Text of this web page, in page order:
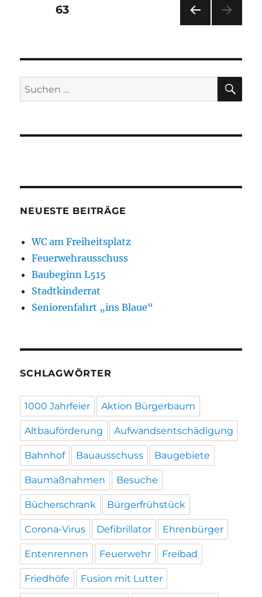
Seitennummerierung
Beiträge
SEIT
E
SEITE63
Suchen
nach:
NEUESTE BEITRÄGE
WC am Freiheitsplatz
Feuerwehrausschuss
Baubeginn L515
Stadtkinderrat
Seniorenfahrt „ins Blaue“
SCHLAGWÖRTER
1000 Jahrfeier Aktion Bürgerbaum
Altbauförderung Aufwandsentschädigung
Bahnhof Bauausschuss Baugebiete
Baumaßnahmen Besuche
Bücherschrank Bürgerfrühstück
Corona-Virus Defibrillator Ehrenbürger
Entenrennen Feuerwehr Freibad
Friedhöfe Fusion mit Lutter